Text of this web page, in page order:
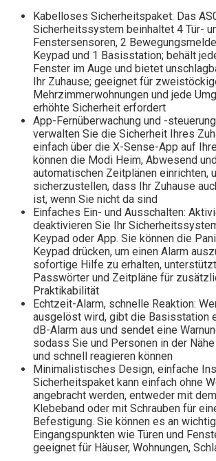
Kabelloses Sicherheitspaket: Das
Sicherheitssystem beinhaltet 4 Tür-
Fenstersensoren, 2
Keypad und 1 Basisstation; behält
Fenster im Auge und bietet
Ihr Zuhause; geeignet für
Mehrzimmerwohnungen und jede
erhöhte Sicherheit erfordert
App-Fernüberwachung und -
verwalten Sie die Sicherheit Ihres
einfach über die X-Sense-App auf
können die Modi Heim, Abwesend
automatischen Zeitplänen einrichten,
sicherzustellen, dass Ihr Zuhause
ist, wenn Sie nicht da sind
Einfaches Ein- und Ausschalten:
deaktivieren Sie Ihr
Keypad oder App. Sie können die
Keypad drücken, um einen Alarm
sofortige Hilfe zu erhalten,
Passwörter und Zeitpläne für
Praktikabilität
Echtzeit-Alarm, schnelle Reaktion:
ausgelöst wird, gibt die Basisstation
dB-Alarm aus und sendet eine
sodass Sie und Personen in der
und schnell reagieren können
Minimalistisches Design, einfache
Sicherheitspaket kann einfach ohne
angebracht werden, entweder mit
Klebeband oder mit Schrauben für
Befestigung. Sie können es an
Eingangspunkten wie Türen und
geeignet für Häuser, Wohnungen,